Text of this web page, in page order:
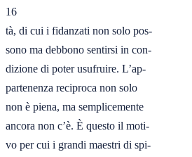
16
tà, di cui i fidanzati non solo pos-
sono ma debbono sentirsi in con-
dizione di poter usufruire. L’ap-
partenenza reciproca non solo
non è piena, ma semplicemente
ancora non c’è. È questo il moti-
vo per cui i grandi maestri di spi-